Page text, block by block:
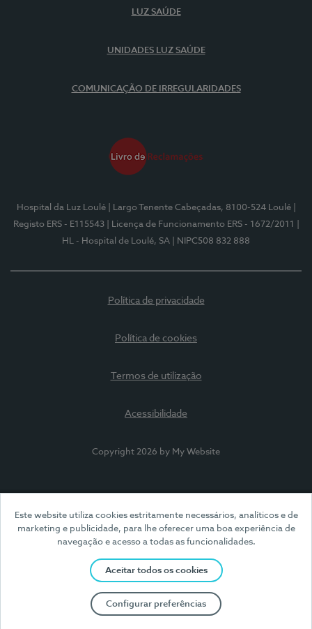
Este website utiliza cookies estritamente necessários, analíticos e de
marketing e publicidade, para lhe oferecer uma boa experiência de
navegação e acesso a todas as funcionalidades.
Aceitar todos os cookies
Configurar preferências
LUZ SAÚDE
UNIDADES LUZ SAÚDE
COMUNICAÇÃO DE IRREGULARIDADES
Hospital da Luz Loulé | Largo Tenente Cabeçadas, 8100-524 Loulé
Registo ERS - E115543
| Licença de Funcionamento ERS - 1672/2011
HL - Hospital de Loulé, SA
| NIPC508 832 888
Política de privacidade
Política de cookies
Termos de utilização
Acessibilidade
Copyright 2026 by My Website